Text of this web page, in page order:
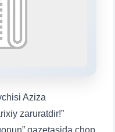
Aziza
zaruratdir!”
gazetasida chop